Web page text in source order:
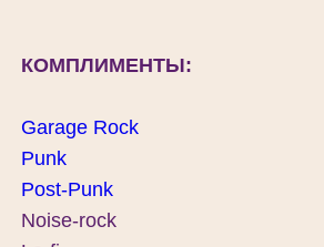
КОМПЛИМЕНТЫ:
Garage Rock
Punk
Post-Punk
Noise-rock